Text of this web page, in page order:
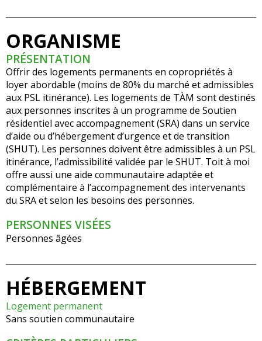
ORGANISME
PRÉSENTATION
Offrir des logements permanents en copropriétés à
loyer abordable (moins de 80% du marché et admissibles
aux PSL itinérance). Les logements de TÀM sont destinés
aux personnes inscrites à un programme de Soutien
résidentiel avec accompagnement (SRA) dans un service
d’aide ou d’hébergement d’urgence et de transition
(SHUT). Les personnes doivent être admissibles à un PSL
itinérance, l’admissibilité validée par le SHUT. Toit à moi
offre aussi une aide communautaire adaptée et
complémentaire à l’accompagnement des intervenants
du SRA et selon les besoins des personnes.
PERSONNES VISÉES
Personnes âgées
HÉBERGEMENT
Logement permanent
Sans soutien communautaire